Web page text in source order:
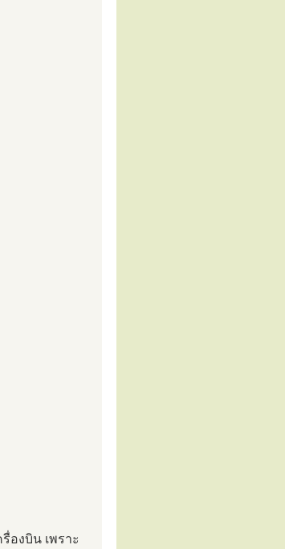
องบิน เพราะ